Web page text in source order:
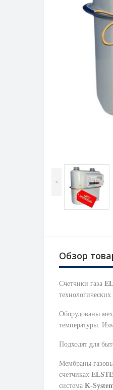
<
Обзор
Счетчики газа
технологических
Оборудованы
температуры.
Подходят для
Мембраны
счетчиках
система K-